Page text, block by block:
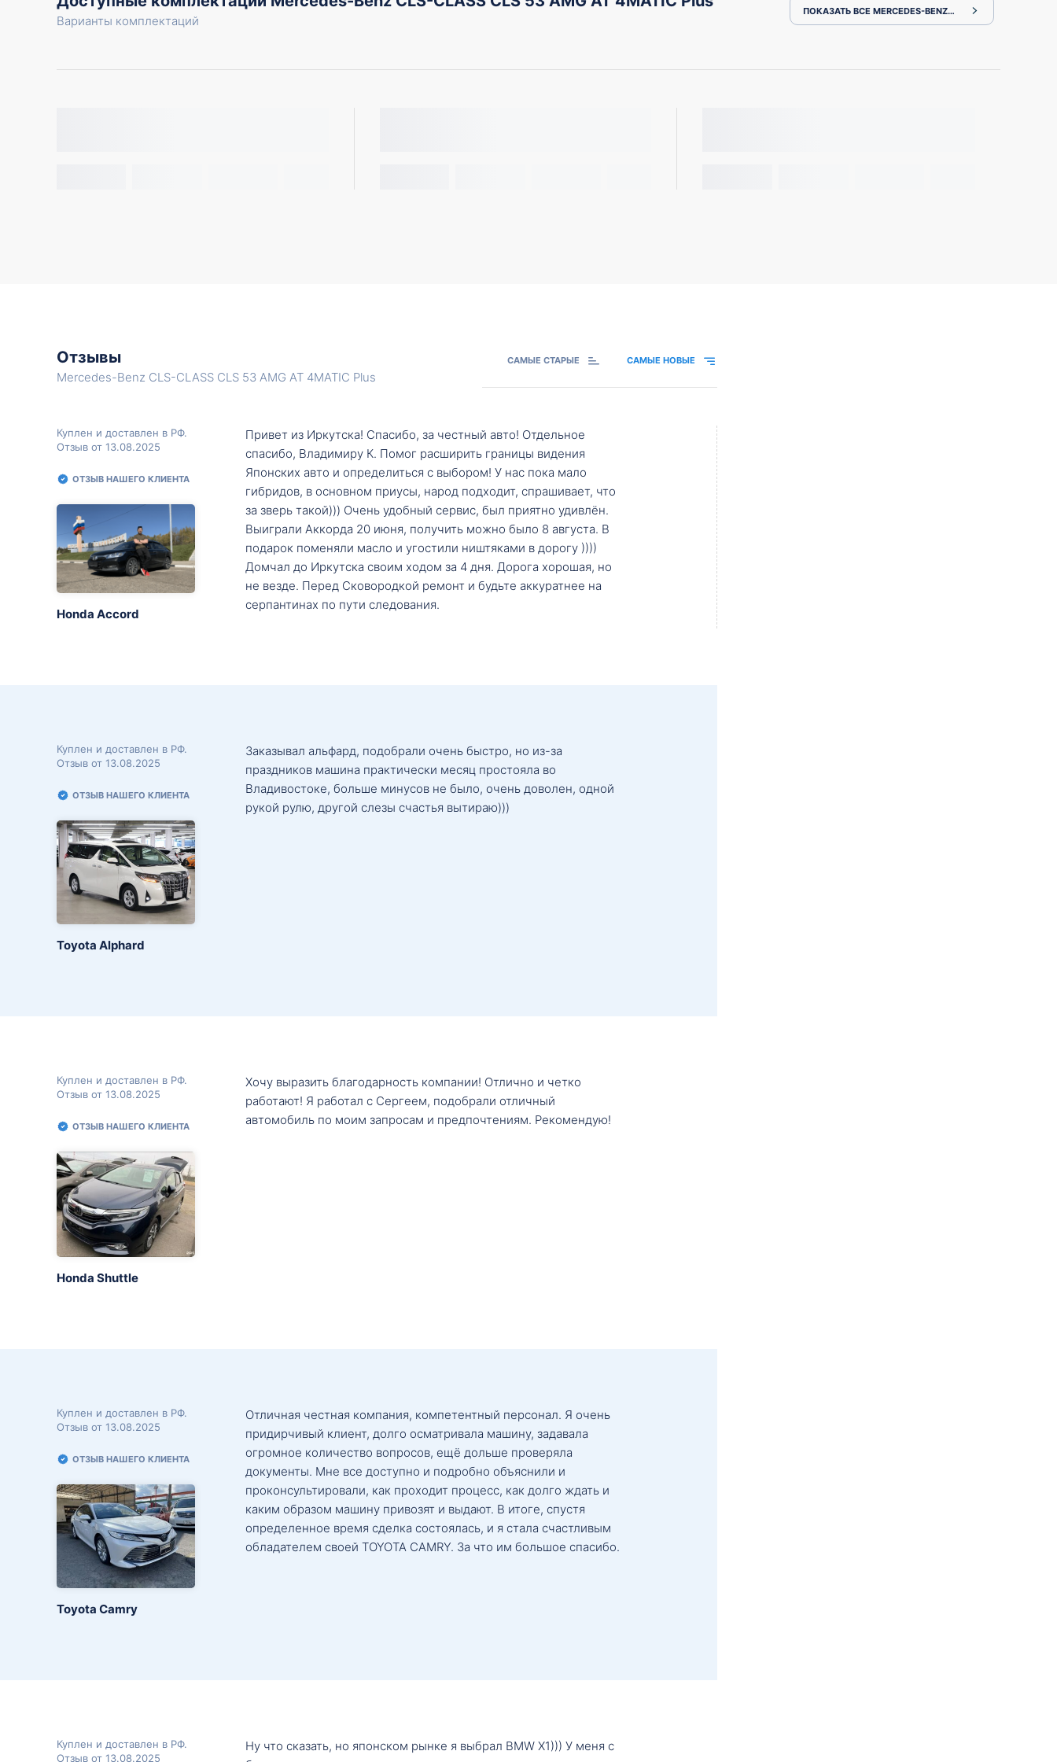
Варианты комплектаций
ПОКАЗАТЬ ВСЕ MERCEDES-BENZ CLS-CLASS C257.361
Отзывы
Mercedes-Benz CLS-CLASS CLS 53 AMG AT 4MATIC Plus
САМЫЕ СТАРЫЕ САМЫЕ НОВЫЕ
Куплен и доставлен в РФ.
Отзыв от 13.08.2025
ОТЗЫВ НАШЕГО КЛИЕНТА
Honda Accord
Привет из Иркутска! Спасибо, за честный авто! Отдельное
спасибо, Владимиру К. Помог расширить границы видения
Японских авто и определиться с выбором! У нас пока мало
гибридов, в основном приусы, народ подходит, спрашивает, что
за зверь такой))) Очень удобный сервис, был приятно удивлён.
Выиграли Аккорда 20 июня, получить можно было 8 августа. В
подарок поменяли масло и угостили ништяками в дорогу ))))
Домчал до Иркутска своим ходом за 4 дня. Дорога хорошая, но
не везде. Перед Сковородкой ремонт и будьте аккуратнее на
серпантинах по пути следования.
Куплен и доставлен в РФ.
Отзыв от 13.08.2025
ОТЗЫВ НАШЕГО КЛИЕНТА
Toyota Alphard
Заказывал альфард, подобрали очень быстро, но из-за
праздников машина практически месяц простояла во
Владивостоке, больше минусов не было, очень доволен, одной
рукой рулю, другой слезы счастья вытираю)))
Куплен и доставлен в РФ.
Отзыв от 13.08.2025
ОТЗЫВ НАШЕГО КЛИЕНТА
Honda Shuttle
Хочу выразить благодарность компании! Отлично и четко
работают! Я работал с Сергеем, подобрали отличный
автомобиль по моим запросам и предпочтениям. Рекомендую!
Куплен и доставлен в РФ.
Отзыв от 13.08.2025
ОТЗЫВ НАШЕГО КЛИЕНТА
Toyota Camry
Отличная честная компания, компетентный персонал. Я очень
придирчивый клиент, долго осматривала машину, задавала
огромное количество вопросов, ещё дольше проверяла
документы. Мне все доступно и подробно объяснили и
проконсультировали, как проходит процесс, как долго ждать и
каким образом машину привозят и выдают. В итоге, спустя
определенное время сделка состоялась, и я стала счастливым
обладателем своей TOYOTA CAMRY. За что им большое спасибо.
Куплен и доставлен в РФ.
Отзыв от 13.08.2025
Ну что сказать, но японском рынке я выбрал BMW X1))) У меня с